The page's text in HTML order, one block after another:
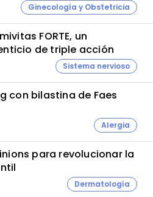
Ginecología y Obstetricia
FORTE, un
de triple acción
Sistema nervioso
con bilastina de Faes
Alergia
para revolucionar la
Dermatología